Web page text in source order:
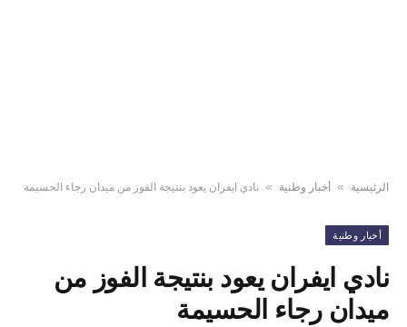
الرئيسية » أخبار وطنية » نادي ايفران يعود بنتيجة الفوز من ميدان رجاء الحسيمة
أخبار وطنية
نادي ايفران يعود بنتيجة الفوز من
ميدان رجاء الحسيمة